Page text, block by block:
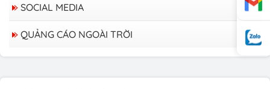
SOCIAL MEDIA
QUẢNG CÁO NGOÀI TRỜI
Bảng giá quảng cáo trên xe Bus